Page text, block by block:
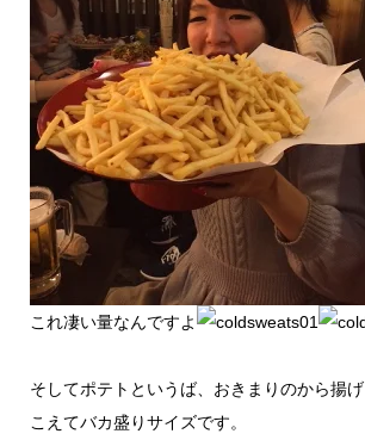
これ凄い量なんですよ
そしてポテトというば、おきまりのから揚
こえてバカ盛りサイズです。